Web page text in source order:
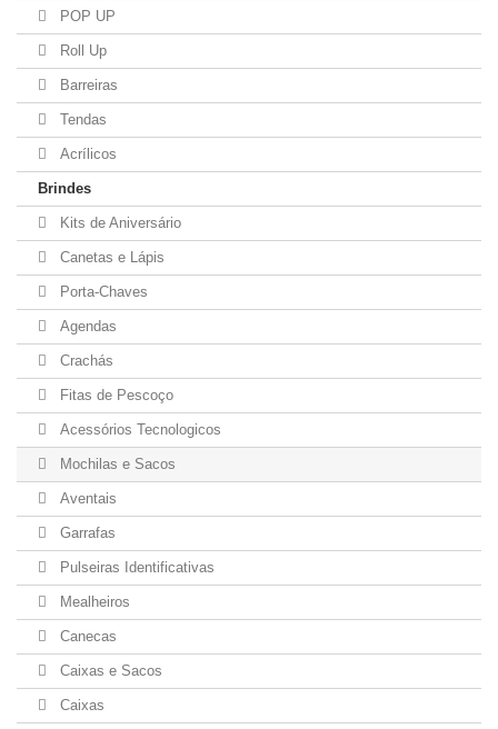
POP UP
Roll Up
Barreiras
Tendas
Acrílicos
Brindes
Kits de Aniversário
Canetas e Lápis
Porta-Chaves
Agendas
Crachás
Fitas de Pescoço
Acessórios Tecnologicos
Mochilas e Sacos
Aventais
Garrafas
Pulseiras Identificativas
Mealheiros
Canecas
Caixas e Sacos
Caixas